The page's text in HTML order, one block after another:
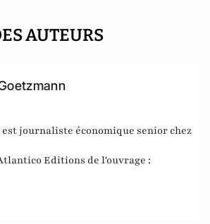
AUTEURS
est journaliste économique senior chez
Editions de l'ouvrage :